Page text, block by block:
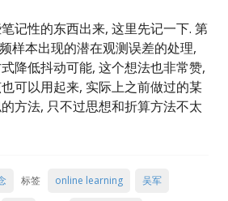
记性的东西出来, 这里先记一下. 第
样本出现的潜在观测误差的处理,
降低抖动可能, 这个想法也非常赞,
可以用起来, 实际上之前做过的某
方法, 只不过思想和折算方法不太
标签 online learning 吴军